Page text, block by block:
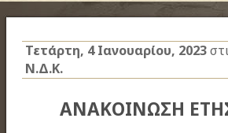
Τετάρτη, 4 Ιανουαρίου, 2023
Ν.Δ.Κ.
ΑΝΑΚΟΙΝΩΣΗ